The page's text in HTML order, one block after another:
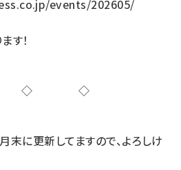
events/202605/
す！
に更新してますので、よろしけ